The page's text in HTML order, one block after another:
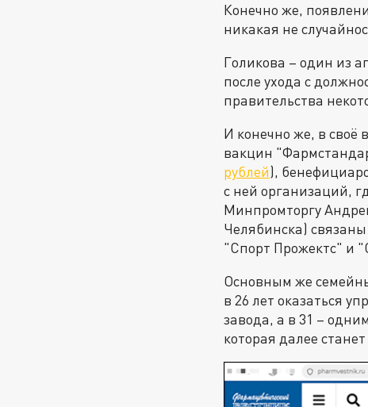
Конечно же,
никакая не
Голикова – один из
после ухода с
правительства
И конечно же, в
вакцин
рублей),
с ней организаций,
Минпромторгу
Челябинска)
"Спорт Прожектс" и
Основным же
в 26 лет оказаться
завода, а в 31 –
которая далее